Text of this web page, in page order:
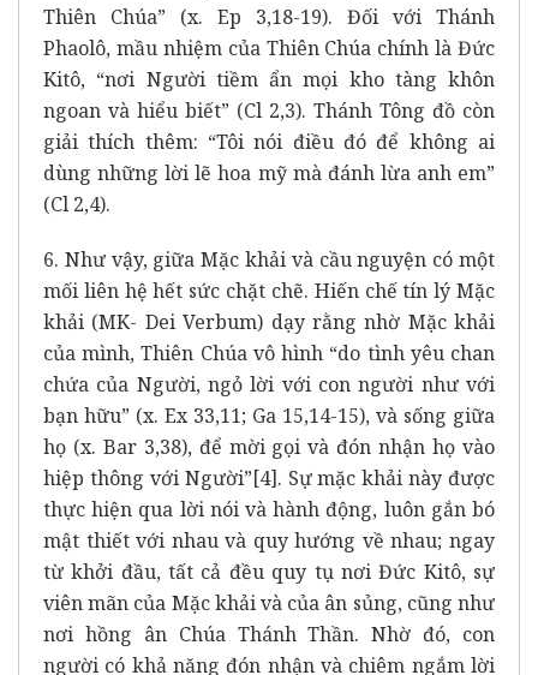
Thiên Chúa” (x. Ep 3,18-19). Đối với Thánh
Phaolô, mầu nhiệm của Thiên Chúa chính là Đức
Kitô, “nơi Người tiềm ẩn mọi kho tàng khôn
ngoan và hiểu biết” (Cl 2,3). Thánh Tông đồ còn
giải thích thêm: “Tôi nói điều đó để không ai
dùng những lời lẽ hoa mỹ mà đánh lừa anh em”
(Cl 2,4).
6. Như vậy, giữa Mặc khải và cầu nguyện có một
mối liên hệ hết sức chặt chẽ. Hiến chế tín lý Mặc
khải (MK- Dei Verbum) dạy rằng nhờ Mặc khải
của mình, Thiên Chúa vô hình “do tình yêu chan
chứa của Người, ngỏ lời với con người như với
bạn hữu” (x. Ex 33,11; Ga 15,14-15), và sống giữa
họ (x. Bar 3,38), để mời gọi và đón nhận họ vào
hiệp thông với Người”[4]. Sự mặc khải này được
thực hiện qua lời nói và hành động, luôn gắn bó
mật thiết với nhau và quy hướng về nhau; ngay
từ khởi đầu, tất cả đều quy tụ nơi Đức Kitô, sự
viên mãn của Mặc khải và của ân sủng, cũng như
nơi hồng ân Chúa Thánh Thần. Nhờ đó, con
người có khả năng đón nhận và chiêm ngắm lời